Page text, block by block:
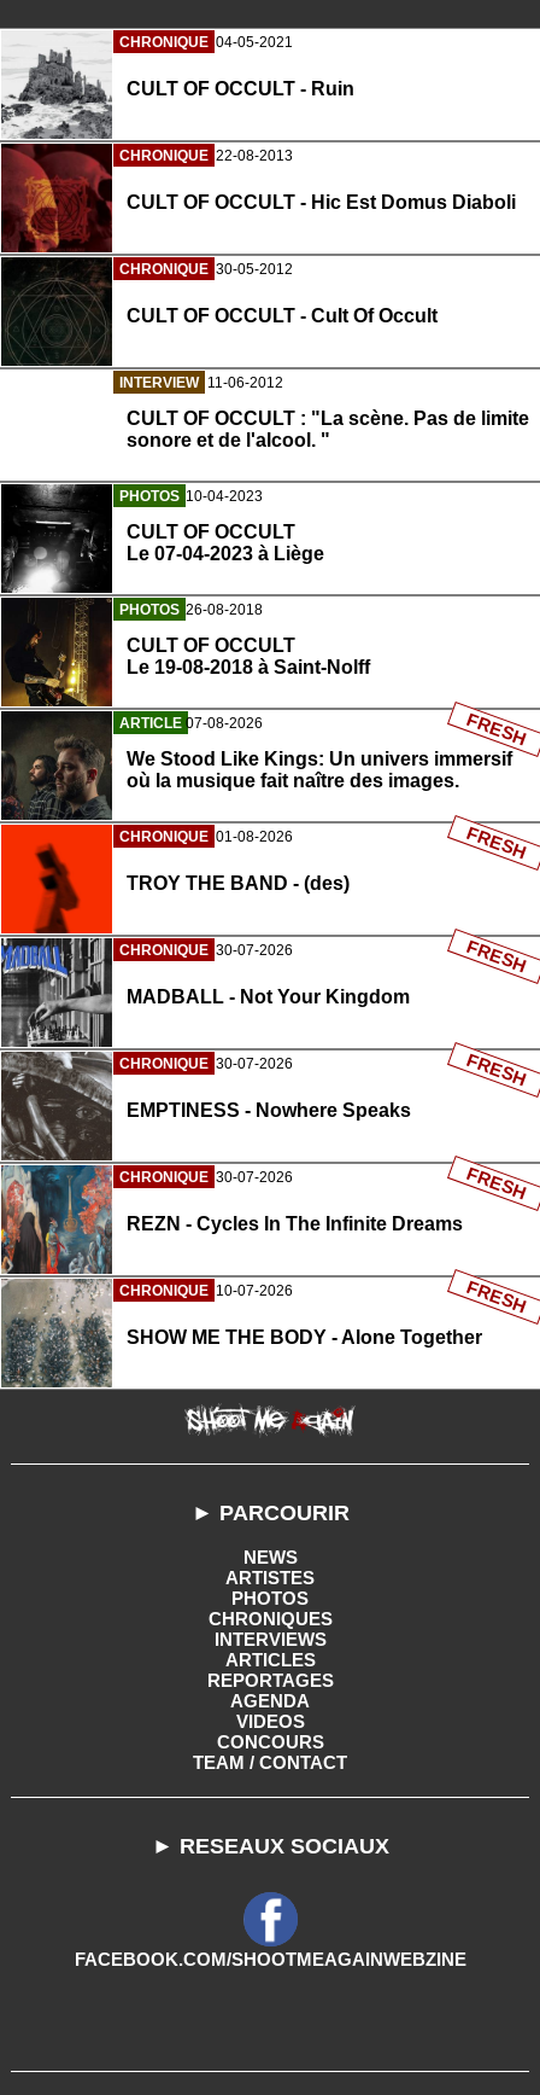
CHRONIQUE 04-05-2021
CULT OF OCCULT - Ruin
CHRONIQUE 22-08-2013
CULT OF OCCULT - Hic Est Domus Diaboli
CHRONIQUE 30-05-2012
CULT OF OCCULT - Cult Of Occult
INTERVIEW 11-06-2012
CULT OF OCCULT : "La scène. Pas de limite
sonore et de l'alcool. "
PHOTOS 10-04-2023
CULT OF OCCULT
Le 07-04-2023 à Liège
PHOTOS 26-08-2018
CULT OF OCCULT
Le 19-08-2018 à Saint-Nolff
ARTICLE 07-08-2026
We Stood Like Kings: Un univers immersif
où la musique fait naître des images.
FRESH
CHRONIQUE 01-08-2026
TROY THE BAND - (des)
FRESH
CHRONIQUE 30-07-2026
MADBALL - Not Your Kingdom
FRESH
CHRONIQUE 30-07-2026
EMPTINESS - Nowhere Speaks
FRESH
CHRONIQUE 30-07-2026
REZN - Cycles In The Infinite Dreams
FRESH
CHRONIQUE 10-07-2026
SHOW ME THE BODY - Alone Together
FRESH
► PARCOURIR
NEWS
ARTISTES
PHOTOS
CHRONIQUES
INTERVIEWS
ARTICLES
REPORTAGES
AGENDA
VIDEOS
CONCOURS
TEAM / CONTACT
► RESEAUX SOCIAUX
FACEBOOK.COM/SHOOTMEAGAINWEBZINE